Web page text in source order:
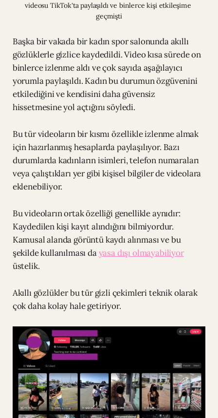
videosu TikTok'ta paylaşıldı ve binlerce kişi etkileşime
geçmişti
Başka bir vakada bir kadın spor salonunda akıllı
gözlüklerle gizlice kaydedildi. Video kısa sürede on
binlerce izlenme aldı ve çok sayıda aşağılayıcı
yorumla paylaşıldı. Kadın bu durumun özgüvenini
etkilediğini ve kendisini daha güvensiz
hissetmesine yol açtığını söyledi.
Bu tür videoların bir kısmı özellikle izlenme almak
için hazırlanmış hesaplarda paylaşılıyor. Bazı
durumlarda kadınların isimleri, telefon numaraları
veya çalıştıkları yer gibi kişisel bilgiler de videolara
eklenebiliyor.
Bu videoların ortak özelliği genellikle aynıdır:
Kaydedilen kişi kayıt alındığını bilmiyordur.
Kamusal alanda görüntü kaydı alınması ve bu
şekilde kullanılması dayasa dışı olmayabiliyor
üstelik.
Akıllı gözlükler bu tür gizli çekimleri teknik olarak
çok daha kolay hale getiriyor.